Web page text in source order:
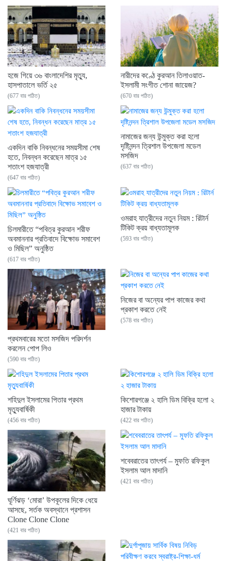
হজে গিয়ে ৩৬ বাংলাদেশির মৃত্যু,
হাসপাতালে ভর্তি ২৫
(677 বার পঠিত)
নারীদের কণ্ঠে কুরআন তিলাওয়াত-
ইসলামী সংগীত শোনা জায়েজ?
(670 বার পঠিত)
একদিন বাকি নিবন্ধনের সময়সীমা শেষ
হতে, নিবন্ধন করেছেন মাত্র ১৫
শতাংশ হজযাত্রী
(647 বার পঠিত)
নামাজের জন্য উন্মুক্ত করা হলো
দৃষ্টিনন্দন ত্রিশাল উপজেলা মডেল
মসজিদ
(637 বার পঠিত)
চিলমারীতে “পবিত্র কুরআন শরীফ
অবমাননার প্রতিবাদে বিক্ষোভ সমাবেশ
ও মিছিল” অনুষ্ঠিত
(617 বার পঠিত)
ওমরাহ যাত্রীদের নতুন নিয়ম : রিটার্ন
টিকিট ক্রয় বাধ্যতামূলক
(593 বার পঠিত)
প্রথমবারের মতো মসজিদ পরিদর্শন
করলেন পোপ লিও
(590 বার পঠিত)
নিজের বা অন্যের পাপ কাজের কথা
প্রকাশ করতে নেই
(578 বার পঠিত)
শহিদুল ইসলামের পিতার প্রথম
মৃত্যুবার্ষিকী
(456 বার পঠিত)
কিশোরগঞ্জে ২ হালি ডিম বিক্রি হলো ২
হাজার টাকায়
(422 বার পঠিত)
ঘূর্ণিঝড় ‘মোরা’ উপকূলের দিকে ধেয়ে
আসছে, সর্তক অবস্থানে প্রশাসন
Clone Clone Clone
(421 বার পঠিত)
শবেবরাতের তাৎপর্য – মুফতি রফিকুল
ইসলাম আল মাদানি
(421 বার পঠিত)